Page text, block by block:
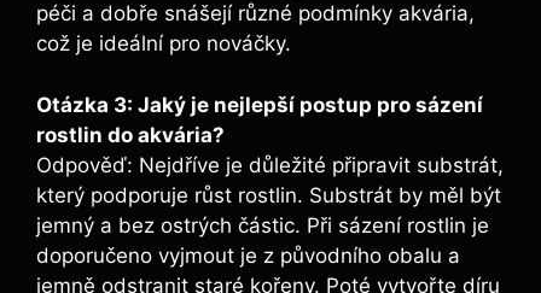
péči ​a​ dobře ⁢snášejí ⁤různé podmínky akvária,
což je ideální pro nováčky.
Otázka 3: ⁤Jaký je nejlepší postup pro sázení
rostlin do akvária?
Odpověď: Nejdříve je důležité připravit substrát,
který podporuje růst rostlin. Substrát by měl být
jemný a bez ostrých částic. Při sázení rostlin je
doporučeno vyjmout je z původního obalu⁣ a‍
jemně odstranit ⁤staré ⁤kořeny. Poté vytvořte díru